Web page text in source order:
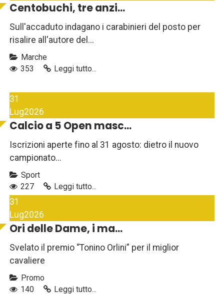
Centobuchi, tre anzi...
Sull'accaduto indagano i carabinieri del posto per
risalire all'autore del...
Marche
353
Leggi tutto...
31
Lug2026
Calcio a 5 Open masc...
Iscrizioni aperte fino al 31 agosto: dietro il nuovo
campionato...
Sport
227
Leggi tutto...
31
Lug2026
Ori delle Dame, i ma...
Svelato il premio “Tonino Orlini” per il miglior
cavaliere
Promo
140
Leggi tutto...